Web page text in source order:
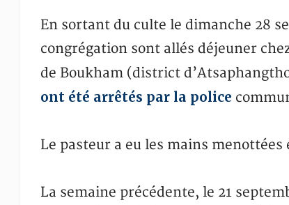
En sortant du culte le dimanche 28
congrégation sont allés déjeuner
de Boukham (district
ont été arrêtés par la police
Le pasteur a eu les mains
La semaine précédente, le 21